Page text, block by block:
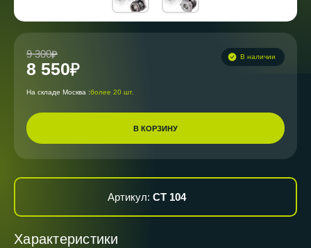
9 300
8 550
В наличии
На складе Москва :более 20 шт.
В КОРЗИНУ
Артикул:CT 104
Характеристики